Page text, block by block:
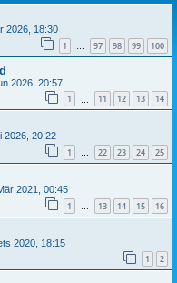
2026, 18:30
1 … 97 98 99 100
2026, 20:57
1 11 12 13 14
2026, 20:22
1 … 22 23 24 25
2021, 00:45
1 … 13 14 15 16
2020, 18:15
1 2